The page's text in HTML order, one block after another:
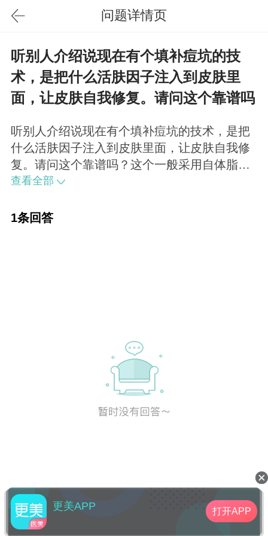
问题详情页
听别人介绍说现在有个填补痘坑的技
术，是把什么活肤因子注入到皮肤里
面，让皮肤自我修复。请问这个靠谱吗
听别人介绍说现在有个填补痘坑的技术，是把
什么活肤因子注入到皮肤里面，让皮肤自我修
复。请问这个靠谱吗？这个一般采用自体脂
肪、玻尿酸的注射填充，活肤因子什么的都是
查看全部
1条回答
更美APP 打开APP